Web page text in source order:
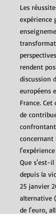
Les
expérience
rendent
discussion
européens
France.
de
concernant
Que s'est-il
depuis la
25 janvier
alternative
de l'euro,